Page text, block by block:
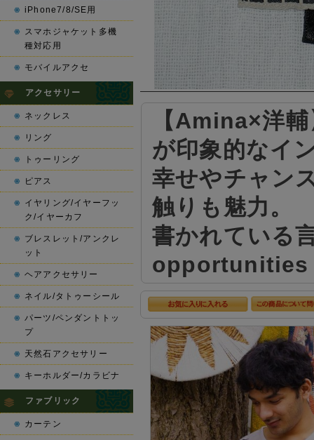
【Amina×洋
が印象的なイ
幸せやチャン
触りも魅力。
書かれている
opportunities
iPhone7/8/SE用
スマホジャケット多機
種対応用
モバイルアクセ
アクセサリー
ネックレス
リング
トゥーリング
ピアス
イヤリング/イヤーフッ
ク/イヤーカフ
ブレスレット/アンクレ
ット
ヘアアクセサリー
ネイル/タトゥーシール
パーツ/ペンダントトッ
プ
天然石アクセサリー
キーホルダー/カラビナ
ファブリック
カーテン